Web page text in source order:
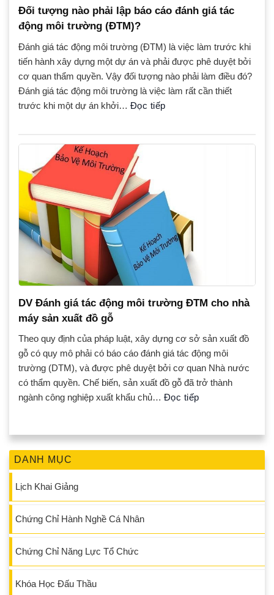
DANH MỤC
Lịch Khai Giảng
Chứng Chỉ Hành Nghề Cá Nhân
Chứng Chỉ Năng Lực Tổ Chức
Khóa Học Đấu Thầu
Đối tượng nào phải lập báo cáo đánh giá tác
động môi trường (ĐTM)?
Đánh giá tác động môi trường (ĐTM) là việc làm trước khi
tiến hành xây dựng một dự án và phải được phê duyệt bởi
cơ quan thẩm quyền. Vậy đối tượng nào phải làm điều đó?
Đánh giá tác động môi trường là việc làm rất cần thiết
trước khi một dự án khởi… Đọc tiếp
DV Đánh giá tác động môi trường ĐTM cho nhà
máy sản xuất đồ gỗ
Theo quy định của pháp luật, xây dựng cơ sở sản xuất đồ
gỗ có quy mô phải có báo cáo đánh giá tác động môi
trường (DTM), và được phê duyệt bởi cơ quan Nhà nước
có thẩm quyền. Chế biến, sản xuất đồ gỗ đã trở thành
ngành công nghiệp xuất khẩu chủ… Đọc tiếp